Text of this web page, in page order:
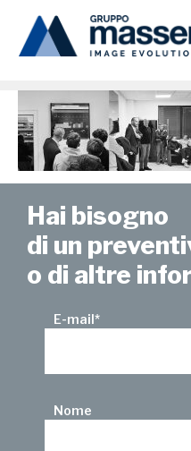
Hai bisogno
di un
o di altre
E-mail*
Nome